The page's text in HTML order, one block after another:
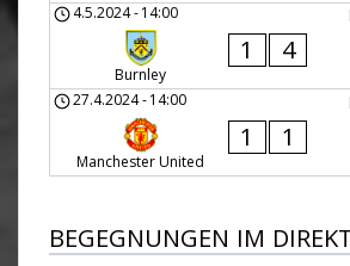
4.5.2024-14:00
Burnley
1 4
27.4.2024-14:00
Manchester United
1 1
BEGEGNUNGEN IM